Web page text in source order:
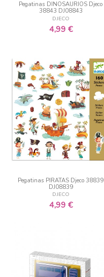
Pegatinas DINOSAURIOS Djeco
38843 DJ08843
DJECO
4,99 €
Pegatinas PIRATAS Djeco 38839
DJ08839
DJECO
4,99 €